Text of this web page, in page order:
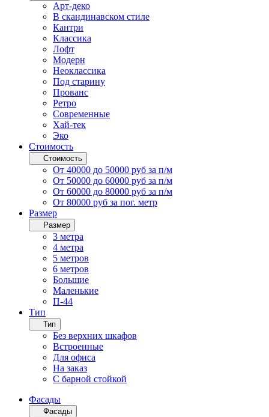
Арт-деко
В скандинавском стиле
Кантри
Классика
Лофт
Модерн
Неоклассика
Под старину
Прованс
Ретро
Современные
Хай-тек
Эко
Стоимость
Стоимость
От 40000 до 50000 руб за п/м
От 50000 до 60000 руб за п/м
От 60000 до 80000 руб за п/м
От 80000 руб за пог. метр
Размер
Размер
3 метра
4 метра
5 метров
6 метров
Большие
Маленькие
П-44
Тип
Тип
Без верхних шкафов
Встроенные
Для офиса
На заказ
С барной стойкой
Фасады
Фасады